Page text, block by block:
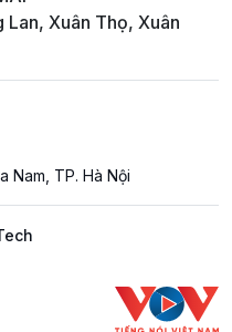
Xuân Thọ, Xuân
Nam, TP. Hà Nội